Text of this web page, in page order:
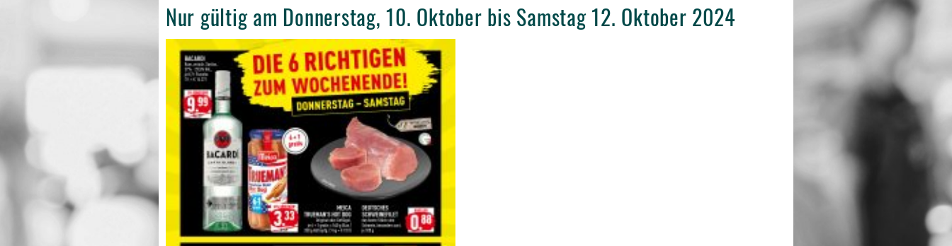
Nur gültig am Donnerstag, 10. Oktober bis Samstag 12. Oktober 2024